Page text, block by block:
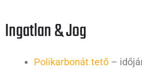
Ingatlan & Jog
Polikarbonát tető –